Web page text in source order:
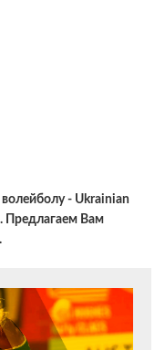
- Ukrainian
Предлагаем Вам